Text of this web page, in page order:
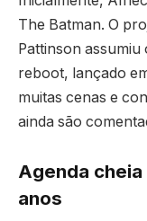
The Batman. O
Pattinson assumiu
reboot, lançado
muitas cenas e
ainda são
Agenda
anos